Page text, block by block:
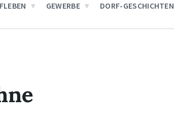
GEWERBE DORF-GESCHICHTEN